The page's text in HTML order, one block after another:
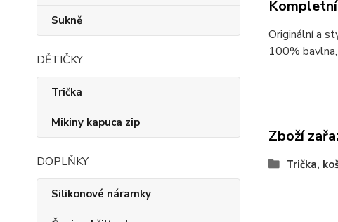
Sukně
DĚTIČKY
Trička
Mikiny kapuca zip
DOPLŇKY
Silikonové náramky
Originální a
100%
Zboží
Trička,